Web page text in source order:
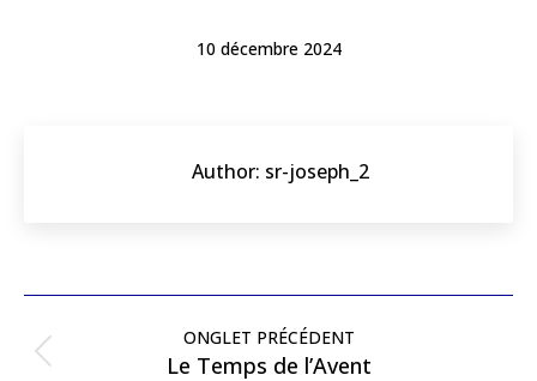
10 décembre 2024
Author: sr-joseph_2
ONGLET PRÉCÉDENT
Le Temps de l’Avent